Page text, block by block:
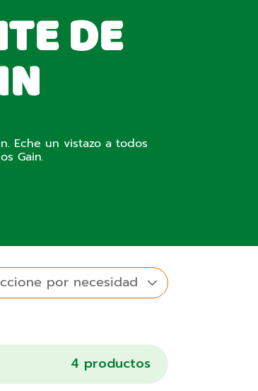
DE
Eche un vistazo a todos
Gain.
por necesidad
en
Productos
para el hogar
Blissful
Otros
aromas
4 productos